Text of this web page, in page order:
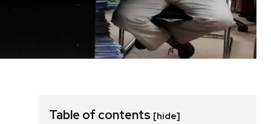
Table of contents [hide]